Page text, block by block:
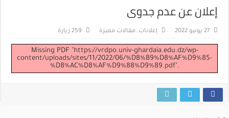
إعلان عن عدم جدوى
27 يونيو 2022 إعلانات, مقالات مميزة 259 زيارة
Missing PDF "https://vrdpo.univ-ghardaia.edu.dz/wp-
content/uploads/sites/11/2022/06/%D8%B9%D8%AF%D9%85-
%D8%AC%D8%AF%D9%88%D9%89.pdf".